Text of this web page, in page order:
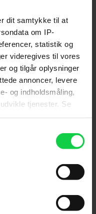
dit samtykke til at
om IP-
statistik og
videregives til vores
og tilgår oplysninger
annoncer, levere
og indholdsmåling,
tjenester. Se
på "Privacy
om din placering,
og Charlie
for dagens
sine levende råd
er både grotesk,